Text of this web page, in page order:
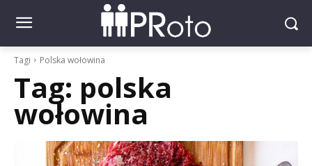
Tagi Polska wołowina
Tag: polska
wołowina